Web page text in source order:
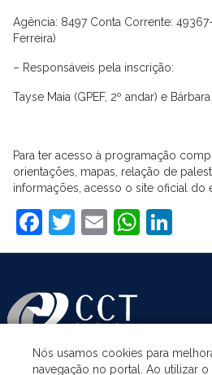
Agência: 8497 Conta Corrente:
Ferreira)
– Responsáveis pela inscrição:
Tayse Maia (GPEF, 2º andar) e
Para ter acesso à programação
orientações, mapas, relação de
informações, acesso o site oficial do
Facebook
Twitter
Email
Nós usamos cookies para
navegação no portal. Ao utilizar